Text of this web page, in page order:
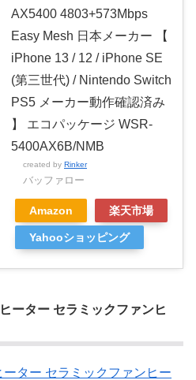
AX5400 4803+573Mbps
Easy Mesh 日本メーカー 【
iPhone 13 / 12 / iPhone SE
(第三世代) / Nintendo Switch
PS5 メーカー動作確認済み
】 エコパッケージ WSR-
5400AX6B/NMB
created by Rinker
バッファロー
Amazon 楽天市場
Yahooショッピング
ーター セラミックファンヒ
ター セラミックファンヒー